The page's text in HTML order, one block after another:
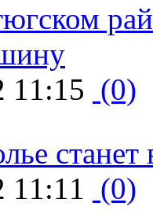
11:15 (0)
11:11 (0)